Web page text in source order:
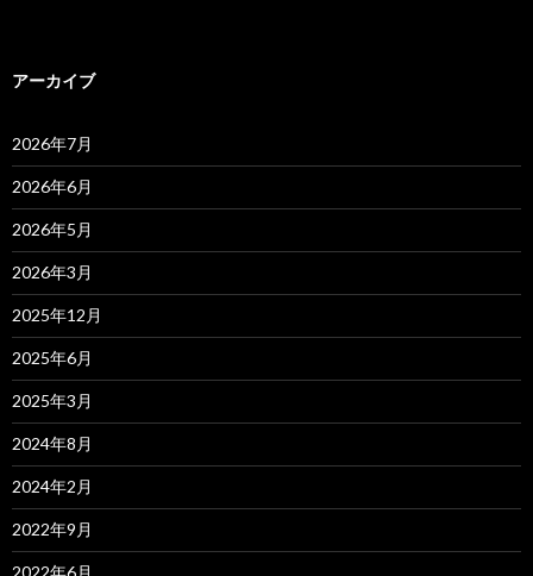
アーカイブ
2026年7月
2026年6月
2026年5月
2026年3月
2025年12月
2025年6月
2025年3月
2024年8月
2024年2月
2022年9月